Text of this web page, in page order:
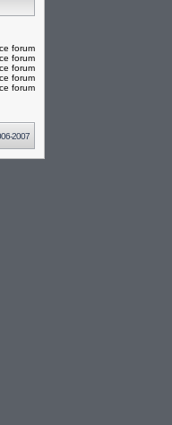
forum
forum
forum
forum
forum
2007